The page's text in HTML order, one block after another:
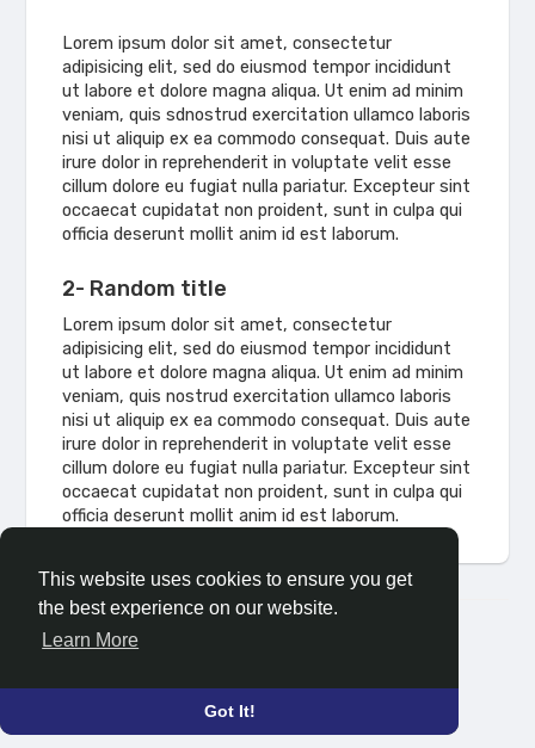
This website uses cookies to ensure you get
the best experience on our website.
Learn More
Got It!
Lorem ipsum dolor sit amet, consectetur
adipisicing elit, sed do eiusmod tempor incididunt
ut labore et dolore magna aliqua. Ut enim ad minim
veniam, quis sdnostrud exercitation ullamco laboris
nisi ut aliquip ex ea commodo consequat. Duis aute
irure dolor in reprehenderit in voluptate velit esse
cillum dolore eu fugiat nulla pariatur. Excepteur sint
occaecat cupidatat non proident, sunt in culpa qui
officia deserunt mollit anim id est laborum.
2- Random title
Lorem ipsum dolor sit amet, consectetur
adipisicing elit, sed do eiusmod tempor incididunt
ut labore et dolore magna aliqua. Ut enim ad minim
veniam, quis nostrud exercitation ullamco laboris
nisi ut aliquip ex ea commodo consequat. Duis aute
irure dolor in reprehenderit in voluptate velit esse
cillum dolore eu fugiat nulla pariatur. Excepteur sint
occaecat cupidatat non proident, sunt in culpa qui
officia deserunt mollit anim id est laborum.